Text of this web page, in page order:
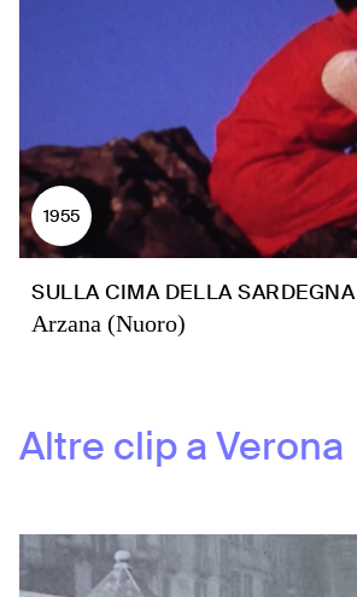
1955
SULLA CIMA DELLA SARDEGNA
Arzana (Nuoro)
Altre clip aVerona